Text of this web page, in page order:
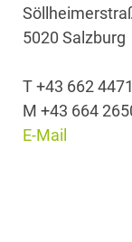
5020 Salzburg
T +43 662 4471
M +43 664
E-Mail